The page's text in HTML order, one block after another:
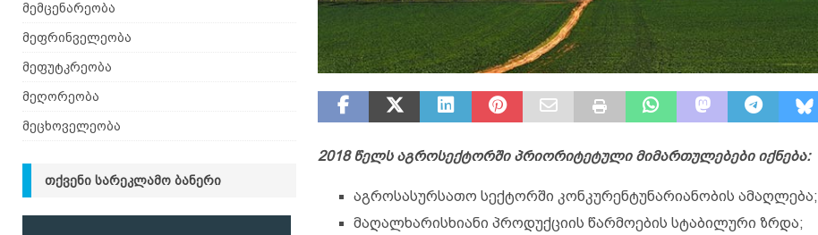
2018 წელს აგროსექტორში პრიორიტეტული მიმართულებები იქნება:
აგროსასურსათო სექტორში კონკურენტუნარიანობის ამაღლება;
მაღალხარისხიანი პროდუქციის წარმოების სტაბილური ზრდა;
მემცენარეობა
მეფრინველეობა
მეფუტკრეობა
მეღორეობა
მეცხოველეობა
ᲗᲥᲕᲔᲜᲘ ᲡᲐᲠᲔᲙᲚᲐᲛᲝ ᲑᲐᲜᲔᲠᲘ